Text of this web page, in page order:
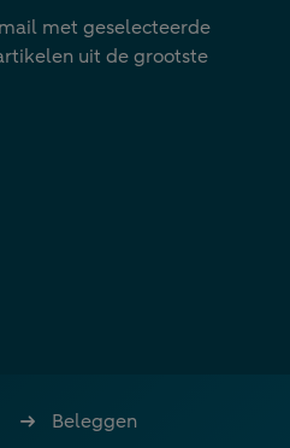
met geselecteerde
uit de grootste
Beleggen